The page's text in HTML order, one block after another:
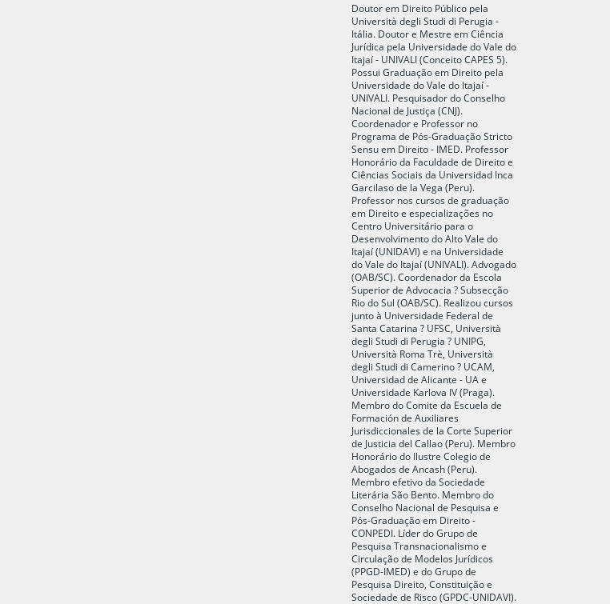
Doutor em Direito Público pela
Università degli Studi di Perugia -
Itália. Doutor e Mestre em Ciência
Jurídica pela Universidade do Vale do
Itajaí - UNIVALI (Conceito CAPES 5).
Possui Graduação em Direito pela
Universidade do Vale do Itajaí -
UNIVALI. Pesquisador do Conselho
Nacional de Justiça (CNJ).
Coordenador e Professor no
Programa de Pós-Graduação Stricto
Sensu em Direito - IMED. Professor
Honorário da Faculdade de Direito e
Ciências Sociais da Universidad Inca
Garcilaso de la Vega (Peru).
Professor nos cursos de graduação
em Direito e especializações no
Centro Universitário para o
Desenvolvimento do Alto Vale do
Itajaí (UNIDAVI) e na Universidade
do Vale do Itajaí (UNIVALI). Advogado
(OAB/SC). Coordenador da Escola
Superior de Advocacia ? Subsecção
Rio do Sul (OAB/SC). Realizou cursos
junto à Universidade Federal de
Santa Catarina ? UFSC, Università
degli Studi di Perugia ? UNIPG,
Università Roma Trè, Università
degli Studi di Camerino ? UCAM,
Universidad de Alicante - UA e
Universidade Karlova IV (Praga).
Membro do Comite da Escuela de
Formación de Auxiliares
Jurisdiccionales de la Corte Superior
de Justicia del Callao (Peru). Membro
Honorário do Ilustre Colegio de
Abogados de Ancash (Peru).
Membro efetivo da Sociedade
Literária São Bento. Membro do
Conselho Nacional de Pesquisa e
Pós-Graduação em Direito -
CONPEDI. Líder do Grupo de
Pesquisa Transnacionalismo e
Circulação de Modelos Jurídicos
(PPGD-IMED) e do Grupo de
Pesquisa Direito, Constituição e
Sociedade de Risco (GPDC-UNIDAVI).